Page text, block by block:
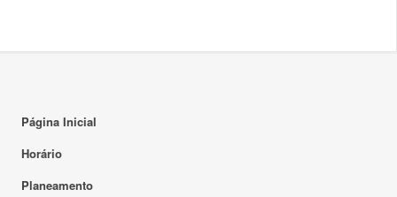
Página Inicial
Horário
Planeamento